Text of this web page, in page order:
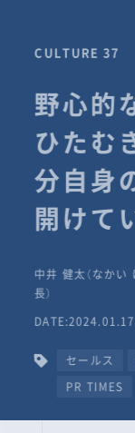
CULTURE 37
野心的
ひたむ
分自身
開け
タビ
中井 健太（なか
長）
セールス
PR TIMES